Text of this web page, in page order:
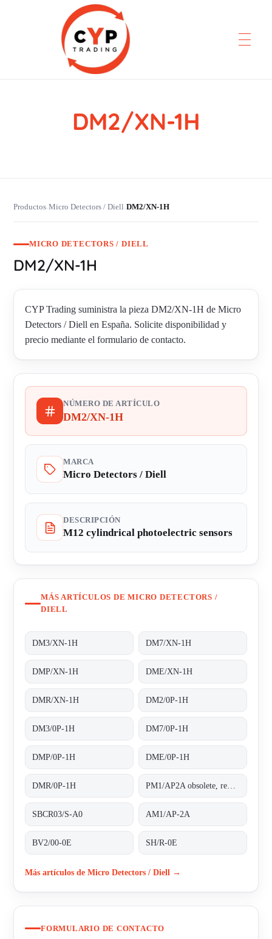
CYP Trading
Professionelle ErsatzteilbeschaffungDM2/XN-1H
Productos›Micro Detectors / Diell›DM2/XN-1H
MICRO DETECTORS / DIELL
DM2/XN-1H
CYP Trading suministra la pieza DM2/XN-1H de Micro
Detectors / Diell en España. Solicite disponibilidad y
precio mediante el formulario de contacto.
NÚMERO DE ARTÍCULO
DM2/XN-1H
MARCA
Micro Detectors / Diell
DESCRIPCIÓN
M12 cylindrical photoelectric sensors
MÁS ARTÍCULOS DE MICRO DETECTORS /
DIELL
DM3/XN-1H DM7/XN-1H
DMP/XN-1H DME/XN-1H
DMR/XN-1H DM2/0P-1H
DM3/0P-1H DM7/0P-1H
DMP/0P-1H DME/0P-1H
DMR/0P-1H PM1/AP2A obsolete, replaced by AM1/AP-2A;.
SBCR03/S-A0 AM1/AP-2A
BV2/00-0E SH/R-0E
Más artículos de Micro Detectors / Diell →
FORMULARIO DE CONTACTO